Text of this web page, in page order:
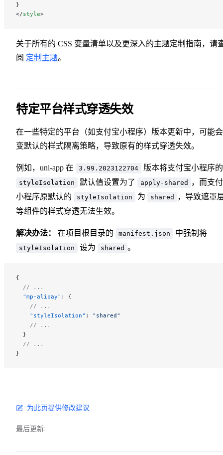
}
</style>
关于所有的 CSS 变量清单以及更深入的主题定制指南，请
阅 定制主题。
特定平台样式穿透失效
在一些特定的平台（如支付宝小程序）版本更新中，可能
变默认的样式隔离策略，导致原有的样式穿透失效。
例如，uni-app 在 3.99.2023122704 版本将支付宝小程序的
styleIsolation 默认值设置为了 apply-shared
，而支
小程序原默认的
styleIsolation 为 shared
，导致遮罩
等组件的样式穿透无法生效。
解决办法： 在项目根目录的 manifest.json 中强制将
styleIsolation 设为 shared 。
{
  // ...
  "mp-alipay"
: {
    // ...
    "styleIsolation"
: "shared"
    // ...
  }
  // ...
}
为此页提供修改建议
最后更新: